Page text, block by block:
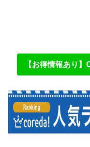
【お得情報あり